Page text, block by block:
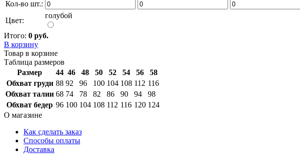
Кол-во шт.:
Цвет:
голубой
Итого: 0 руб.
В корзину
Товар в корзине
Таблица размеров
Размер
44 46 48 50 52 54 56
58
Обхват груди 88 92 96 100 104 108 112 116
Обхват талии 68 74 78 82 86 90 94
98
Обхват бедер 96 100 104 108 112 116 120 124
О магазине
Как сделать заказ
Способы оплаты
Доставка